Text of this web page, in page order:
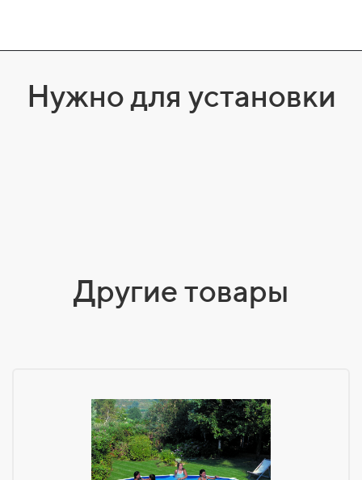
Нужно для установки
Другие товары